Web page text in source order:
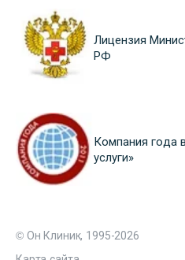
Лицензия
РФ
Компания года
услуги»
© Он Клиник, 1995-2026